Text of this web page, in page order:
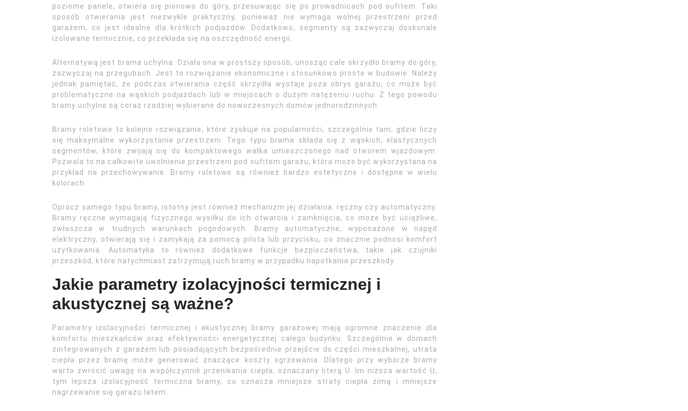
poziome panele, otwiera się pionowo do góry, przesuwając się po prowadnicach pod sufitem. Taki
sposób otwierania jest niezwykle praktyczny, ponieważ nie wymaga wolnej przestrzeni przed
garażem, co jest idealne dla krótkich podjazdów. Dodatkowo, segmenty są zazwyczaj doskonale
izolowane termicznie, co przekłada się na oszczędność energii.
Alternatywą jest brama uchylna. Działa ona w prostszy sposób, unosząc całe skrzydło bramy do góry,
zazwyczaj na przegubach. Jest to rozwiązanie ekonomiczne i stosunkowo proste w budowie. Należy
jednak pamiętać, że podczas otwierania część skrzydła wystaje poza obrys garażu, co może być
problematyczne na wąskich podjazdach lub w miejscach o dużym natężeniu ruchu. Z tego powodu
bramy uchylne są coraz rzadziej wybierane do nowoczesnych domów jednorodzinnych.
Bramy roletowe to kolejne rozwiązanie, które zyskuje na popularności, szczególnie tam, gdzie liczy
się maksymalne wykorzystanie przestrzeni. Tego typu brama składa się z wąskich, elastycznych
segmentów, które zwijają się do kompaktowego wałka umieszczonego nad otworem wjazdowym.
Pozwala to na całkowite uwolnienie przestrzeni pod sufitem garażu, która może być wykorzystana na
przykład na przechowywanie. Bramy roletowe są również bardzo estetyczne i dostępne w wielu
kolorach.
Oprócz samego typu bramy, istotny jest również mechanizm jej działania: ręczny czy automatyczny.
Bramy ręczne wymagają fizycznego wysiłku do ich otwarcia i zamknięcia, co może być uciążliwe,
zwłaszcza w trudnych warunkach pogodowych. Bramy automatyczne, wyposażone w napęd
elektryczny, otwierają się i zamykają za pomocą pilota lub przycisku, co znacznie podnosi komfort
użytkowania. Automatyka to również dodatkowe funkcje bezpieczeństwa, takie jak czujniki
przeszkód, które natychmiast zatrzymują ruch bramy w przypadku napotkania przeszkody.
Jakie parametry izolacyjności termicznej i
akustycznej są ważne?
Parametry izolacyjności termicznej i akustycznej bramy garażowej mają ogromne znaczenie dla
komfortu mieszkańców oraz efektywności energetycznej całego budynku. Szczególnie w domach
zintegrowanych z garażem lub posiadających bezpośrednie przejście do części mieszkalnej, utrata
ciepła przez bramę może generować znaczące koszty ogrzewania. Dlatego przy wyborze bramy
warto zwrócić uwagę na współczynnik przenikania ciepła, oznaczany literą U. Im niższa wartość U,
tym lepsza izolacyjność termiczna bramy, co oznacza mniejsze straty ciepła zimą i mniejsze
nagrzewanie się garażu latem.